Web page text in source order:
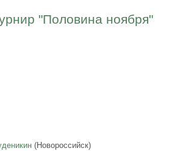
"Половина ноября"
(Новороссийск)